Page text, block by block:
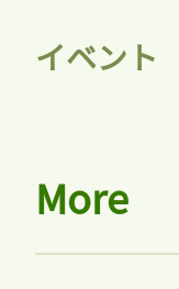
イベント
More